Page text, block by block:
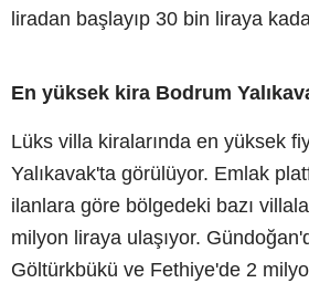
liradan başlayıp 30 bin liraya
En yüksek kira Bodrum
Lüks villa kiralarında en yüksek
Yalıkavak'ta görülüyor. Emlak
ilanlara göre bölgedeki bazı
milyon liraya ulaşıyor.
Göltürkbükü ve Fethiye'de 2